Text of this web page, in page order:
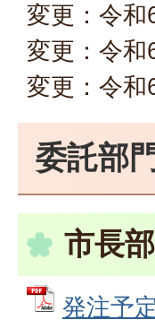
変更：令
変更：令
変更：令和
委託部門
市長
発注予